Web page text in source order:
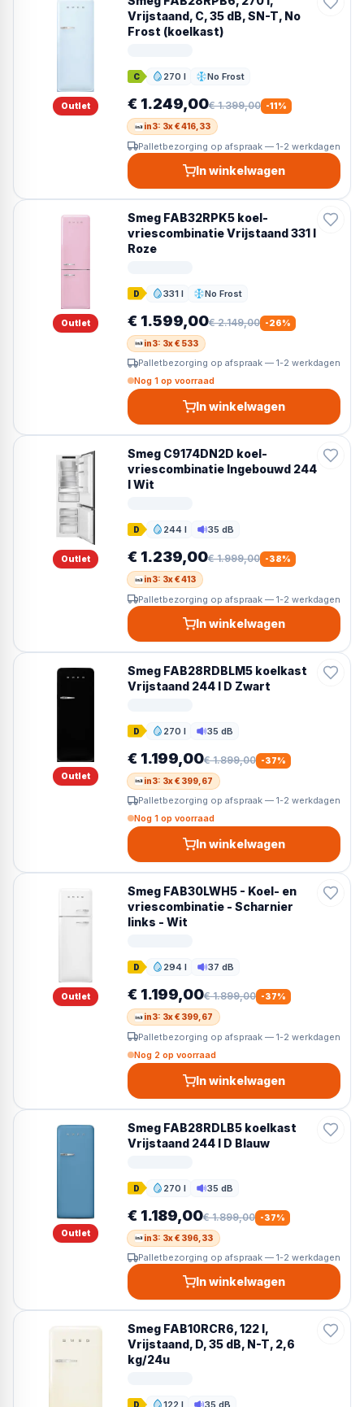
Outlet
Vrijstaand, C, 35 dB, SN-T, No
Frost (koelkast)
C 270 l
Inhoud No Frost
Ontdooien
€ 1.249,00€ 1.399,00 -11%
in3: 3x € 416,33
Palletbezorging op afspraak — 1-2 werkdagen
In winkelwagen
Outlet
Smeg FAB32RPK5 koel-
vriescombinatie Vrijstaand 331 l
Roze
D 331 l
Inhoud No Frost
Ontdooien
€ 1.599,00€ 2.149,00 -26%
in3: 3x € 533
Palletbezorging op afspraak — 1-2 werkdagen
Nog 1 op voorraad
In winkelwagen
Outlet
Smeg C9174DN2D koel-
vriescombinatie Ingebouwd 244
l Wit
D 244 l
Inhoud 35 dB
Geluid
€ 1.239,00€ 1.999,00 -38%
in3: 3x € 413
Palletbezorging op afspraak — 1-2 werkdagen
In winkelwagen
Outlet
Smeg FAB28RDBLM5 koelkast
Vrijstaand 244 l D Zwart
D 270 l
Inhoud 35 dB
Geluid
€ 1.199,00€ 1.899,00 -37%
in3: 3x € 399,67
Palletbezorging op afspraak — 1-2 werkdagen
Nog 1 op voorraad
In winkelwagen
Outlet
Smeg FAB30LWH5 - Koel- en
vriescombinatie - Scharnier
links - Wit
D 294 l
Inhoud 37 dB
Geluid
€ 1.199,00€ 1.899,00 -37%
in3: 3x € 399,67
Palletbezorging op afspraak — 1-2 werkdagen
Nog 2 op voorraad
In winkelwagen
Outlet
Smeg FAB28RDLB5 koelkast
Vrijstaand 244 l D Blauw
D 270 l
Inhoud 35 dB
Geluid
€ 1.189,00€ 1.899,00 -37%
in3: 3x € 396,33
Palletbezorging op afspraak — 1-2 werkdagen
In winkelwagen
Smeg FAB10RCR6, 122 l,
Vrijstaand, D, 35 dB, N-T, 2,6
kg/24u
D 122 l 35 dB